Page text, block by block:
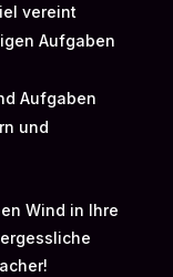
vereint
Aufgaben
Aufgaben
und
Wind in Ihre